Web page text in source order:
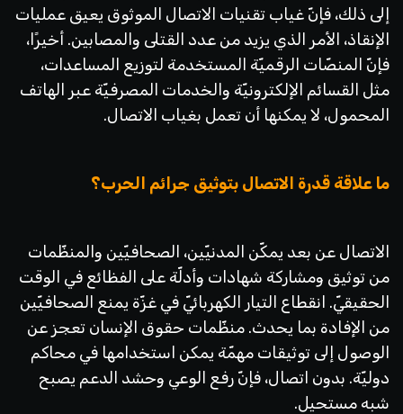
إلى ذلك، فإنّ غياب تقنيات الاتصال الموثوق يعيق عمليات
الإنقاذ، الأمر الذي يزيد من عدد القتلى والمصابين. أخيرًا،
فإنّ المنصّات الرقميّة المستخدمة لتوزيع المساعدات،
مثل القسائم الإلكترونيّة والخدمات المصرفيّة عبر الهاتف
المحمول، لا يمكنها أن تعمل بغياب الاتصال.
ما علاقة قدرة الاتصال بتوثيق جرائم الحرب؟
الاتصال عن بعد يمكّن المدنيّين، الصحافيّين والمنظّمات
من توثيق ومشاركة شهادات وأدلّة على الفظائع في الوقت
الحقيقيّ. انقطاع التيار الكهربائيّ في غزّة يمنع الصحافيّين
من الإفادة بما يحدث. منظّمات حقوق الإنسان تعجز عن
الوصول إلى توثيقات مهمّة يمكن استخدامها في محاكم
دوليّة. بدون اتصال، فإنّ رفع الوعي وحشد الدعم يصبح
شبه مستحيل.